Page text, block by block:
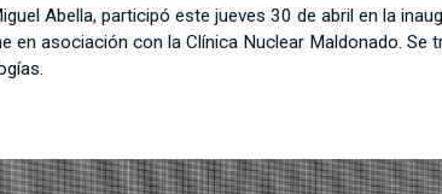
Abella, participó este jueves 30 de abril en la
en asociación con la Clínica Nuclear Maldonado.